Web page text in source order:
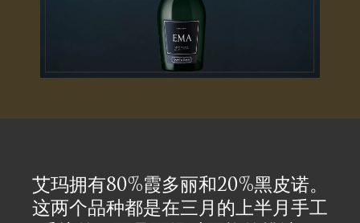
艾玛拥有80%霞多丽和20%黑皮诺。
这两个品种都是在三月的上半月手工